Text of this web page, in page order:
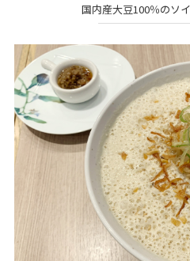
国内産大豆100％のソ